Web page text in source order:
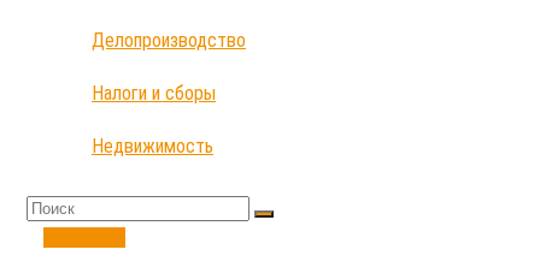
Делопроизводство
Налоги и сборы
Недвижимость